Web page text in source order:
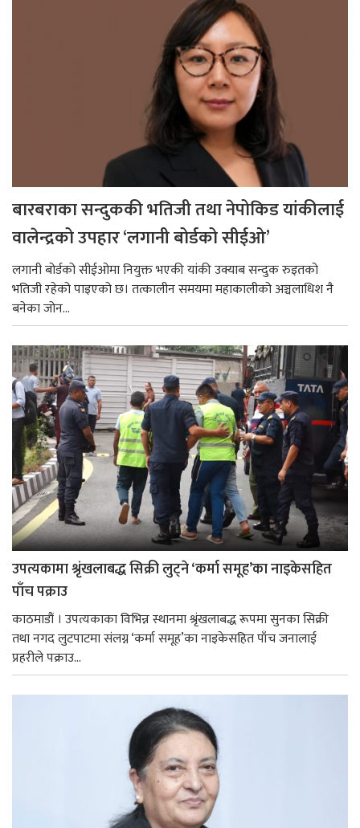
बारबराका सन्दुककी भतिजी तथा नेपोकिड यांकीलाई
वालेन्द्रको उपहार ‘लगानी बोर्डको सीईओ’
लगानी बोर्डको सीईओमा नियुक्त भएकी यांकी उक्याब सन्दुक रुइतको
भतिजी रहेको पाइएको छ। तत्कालीन समयमा महाकालीको अञ्चलाधिश नै
बनेका जोन...
उपत्यकामा श्रृंखलाबद्ध सिक्री लुट्ने ‘कर्मा समूह’का नाइकेसहित
पाँच पक्राउ
काठमाडौं । उपत्यकाका विभिन्न स्थानमा श्रृंखलाबद्ध रूपमा सुनका सिक्री
तथा नगद लुटपाटमा संलग्न ‘कर्मा समूह’का नाइकेसहित पाँच जनालाई
प्रहरीले पक्राउ...